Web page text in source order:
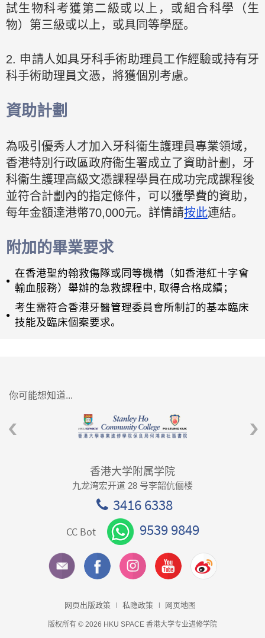
試生物科考獲第二級或以上，或組合科學（生
物）第三級或以上，或具同等學歷。
2. 申請人如具牙科手術助理員工作經驗或持有牙
科手術助理員文憑，將獲個別考慮。
資助計劃
為吸引優秀人才加入牙科衞生護理員專業領域，
香港特別行政區政府衞生署成立了資助計劃，牙
科衞生護理高級文憑課程學員在成功完成課程後
並符合計劃內的指定條件，可以獲學費的資助，
每年金額達港幣70,000元。詳情請按此連結。
附加的畢業要求
在香港聖約翰救傷隊或同等機構（如香港紅十字會
輸血服務）舉辦的急救課程中, 取得合格成績；
考生需符合香港牙醫管理委員會所制訂的基本臨床
技能及臨床個案要求。
你可能想知道...
香港大学附属学院
九龙湾宏开道 28 号李韶伉俪楼
3416 6338
CC Bot 9539 9849
网页出版政策 私隐政策 网页地图
版权所有 © 2026 HKU SPACE 香港大学专业进修学院